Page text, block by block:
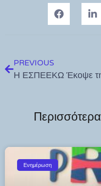
PREVIOUS
Ενημέρωση